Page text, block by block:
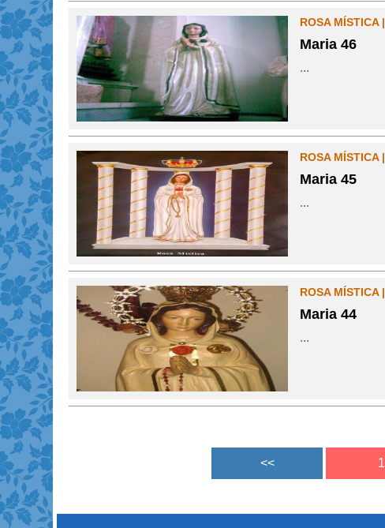
ROSA MÍSTICA |
Maria 46
...
ROSA MÍSTICA |
Maria 45
...
ROSA MÍSTICA |
Maria 44
...